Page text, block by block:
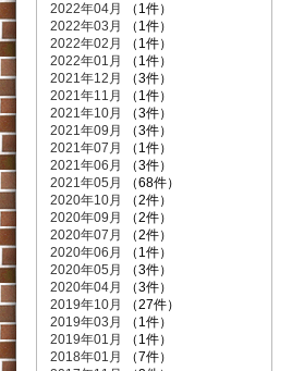
2022年04月
（1件）
2022年03月
（1件）
2022年02月
（1件）
2022年01月
（1件）
2021年12月
（3件）
2021年11月
（1件）
2021年10月
（3件）
2021年09月
（3件）
2021年07月
（1件）
2021年06月
（3件）
2021年05月
（68件）
2020年10月
（2件）
2020年09月
（2件）
2020年07月
（2件）
2020年06月
（1件）
2020年05月
（3件）
2020年04月
（3件）
2019年10月
（27件）
2019年03月
（1件）
2019年01月
（1件）
2018年01月
（7件）